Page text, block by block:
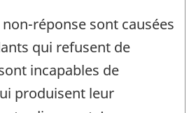
réponse sont causées
qui refusent de
incapables de
produisent leur